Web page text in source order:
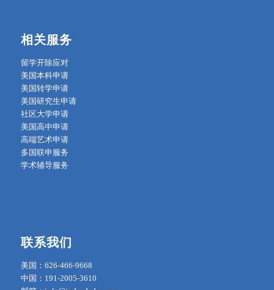
相关服务
留学开除应对
美国本科申请
美国转学申请
美国研究生申请
社区大学申请
美国高中申请
高端艺术申请
多国联申服务
学术辅导服务
联系我们
美国：626-466-9668
中国：191-2005-3610